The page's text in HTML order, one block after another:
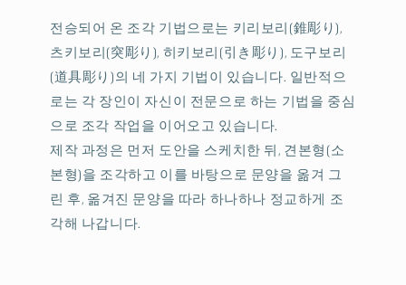
전승되어 온 조각 기법으로는 키리보리(錐彫り),
츠키보리(突彫り), 히키보리(引き彫り), 도구보리
(道具彫り)의 네 가지 기법이 있습니다. 일반적으
로는 각 장인이 자신이 전문으로 하는 기법을 중심
으로 조각 작업을 이어오고 있습니다.
제작 과정은 먼저 도안을 스케치한 뒤, 견본형(소
본형)을 조각하고 이를 바탕으로 문양을 옮겨 그
린 후, 옮겨진 문양을 따라 하나하나 정교하게 조
각해 나갑니다.